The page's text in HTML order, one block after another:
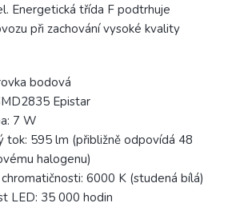
Energetická třída F podtrhuje
při zachování vysoké kvality
bodová
Epistar
7 W
tok: 595 lm (přibližně odpovídá 48
halogenu)
6000 K (studená bílá)
LED: 35 000 hodin